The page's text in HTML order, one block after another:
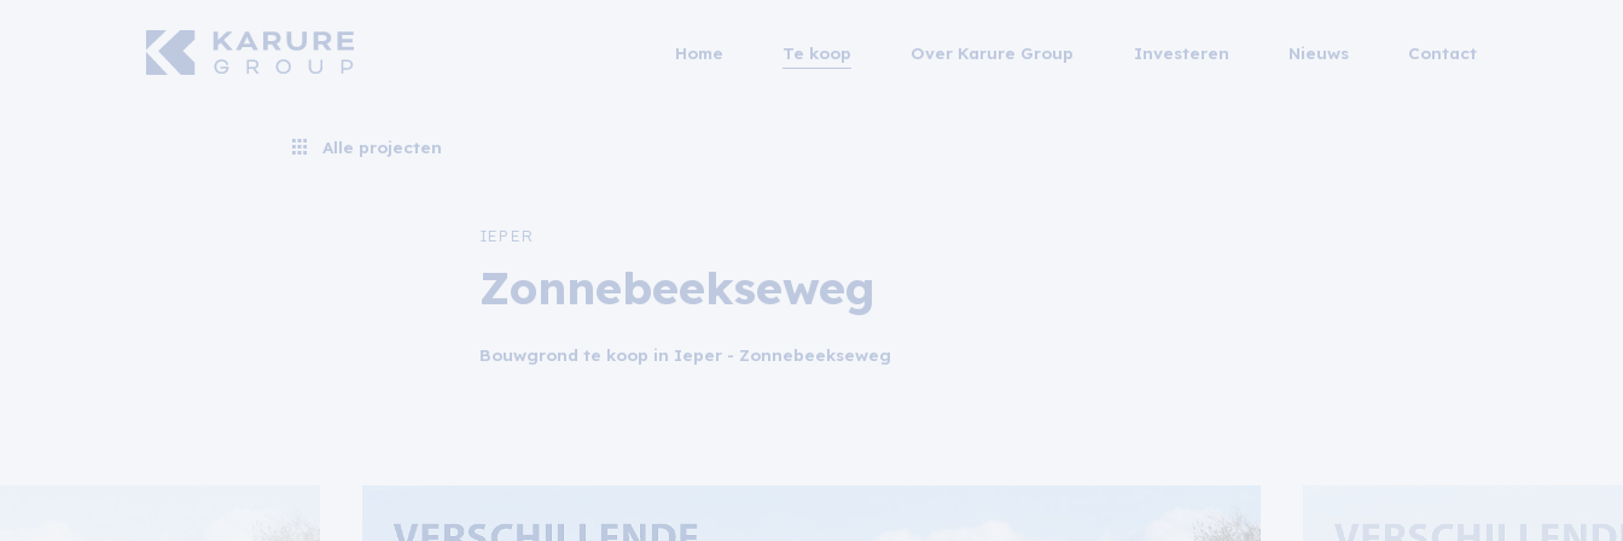
Home Te koop Over Karure Group Investeren Nieuws Contact
Alle projecten
IEPER
Zonnebeekseweg
Bouwgrond te koop in Ieper - Zonnebeekseweg